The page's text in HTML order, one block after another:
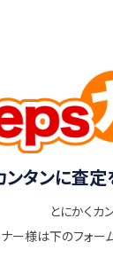
ンタンに査定
とにかくカ
ー様は下のフォー